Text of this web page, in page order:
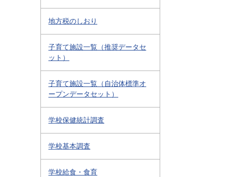
地方税のしおり
子育て施設一覧（推奨データセ
ット）
子育て施設一覧（自治体標準オ
ープンデータセット）
学校保健統計調査
学校基本調査
学校給食・食育